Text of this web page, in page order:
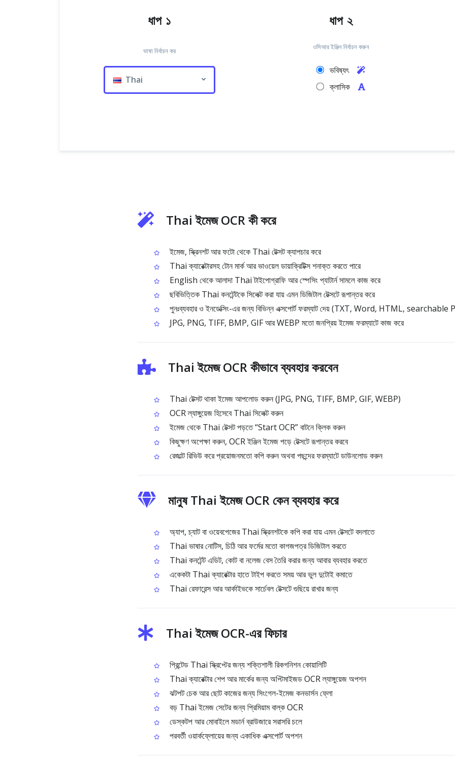
ধাপ ১
ভাষা নির্বাচন কর
Thai
ধাপ ২
ওসিআর ইঞ্জিন নির্বাচন করুন
ভবিষ্যৎ
ক্লাসিক
Thai ইমেজ OCR কী করে
ইমেজ, স্ক্রিনশট আর ফটো থেকে Thai টেক্সট ক্যাপচার করে
Thai ক্যারেক্টারসহ টোন মার্ক আর ভাওয়েল ডায়াক্রিটিক্স শনাক্ত করতে পারে
English থেকে আলাদা Thai টাইপোগ্রাফি আর স্পেসিং প্যাটার্ন সামলে কাজ করে
ছবিভিত্তিক Thai কনটেন্টকে সিলেক্ট করা যায় এমন ডিজিটাল টেক্সটে রূপান্তর করে
পুনঃব্যবহার ও ইনডেক্সিং-এর জন্য বিভিন্ন এক্সপোর্ট ফরম্যাট দেয় (TXT, Word, HTML, searchable
JPG, PNG, TIFF, BMP, GIF আর WEBP মতো জনপ্রিয় ইমেজ ফরম্যাটে কাজ করে
Thai ইমেজ OCR কীভাবে ব্যবহার করবেন
Thai টেক্সট থাকা ইমেজ আপলোড করুন (JPG, PNG, TIFF, BMP, GIF, WEBP)
OCR ল্যাঙ্গুয়েজ হিসেবে Thai সিলেক্ট করুন
ইমেজ থেকে Thai টেক্সট পড়তে “Start OCR” বাটনে ক্লিক করুন
কিছুক্ষণ অপেক্ষা করুন, OCR ইঞ্জিন ইমেজ পড়ে টেক্সটে রূপান্তর করবে
রেজাল্ট রিভিউ করে প্রয়োজনমতো কপি করুন অথবা পছন্দের ফরম্যাটে ডাউনলোড করুন
মানুষ Thai ইমেজ OCR কেন ব্যবহার করে
অ্যাপ, চ্যাট বা ওয়েবপেজের Thai স্ক্রিনশটকে কপি করা যায় এমন টেক্সটে বদলাতে
Thai ভাষার নোটিস, চিঠি আর ফর্মের মতো কাগজপত্র ডিজিটাল করতে
Thai কনটেন্ট এডিট, কোট বা নলেজ বেস তৈরি করার জন্য আবার ব্যবহার করতে
একেকটা Thai ক্যারেক্টার হাতে টাইপ করতে সময় আর ভুল দুটোই কমাতে
Thai রেফারেন্স আর আর্কাইভকে সার্চেবল টেক্সটে গুছিয়ে রাখার জন্য
Thai ইমেজ OCR-এর ফিচার
প্রিন্টেড Thai স্ক্রিপ্টের জন্য শক্তিশালী রিকগনিশন কোয়ালিটি
Thai ক্যারেক্টার শেপ আর মার্কের জন্য অপ্টিমাইজড OCR ল্যাঙ্গুয়েজ অপশন
ঝটপট চেক আর ছোট কাজের জন্য সিংগেল-ইমেজ কনভার্সন ফ্লো
বড় Thai ইমেজ সেটের জন্য প্রিমিয়াম বাল্ক OCR
ডেস্কটপ আর মোবাইলে মডার্ন ব্রাউজারে সরাসরি চলে
পরবর্তী ওয়ার্কফ্লোয়ের জন্য একাধিক এক্সপোর্ট অপশন